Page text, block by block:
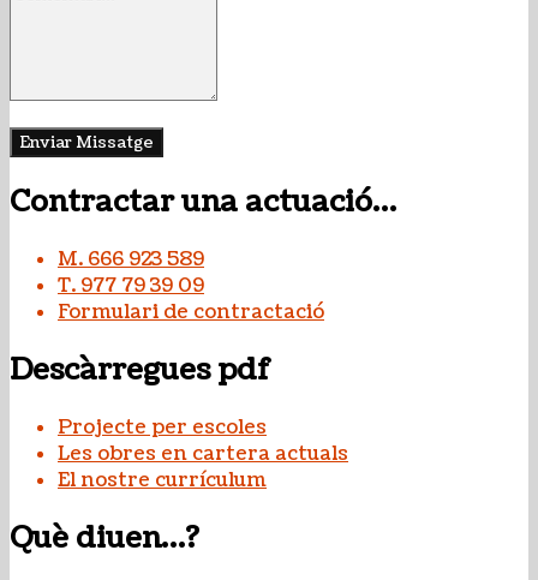
Contractar una actuació…
M. 666 923 589
T. 977 79 39 09
Formulari de contractació
Descàrregues pdf
Projecte per escoles
Les obres en cartera actuals
El nostre currículum
Què diuen…?